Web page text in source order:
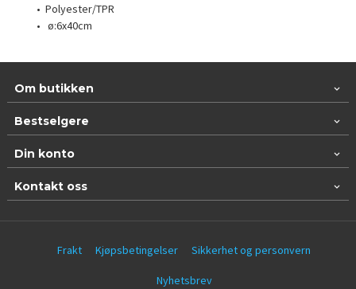
• Polyester/TPR
• ø:6x40cm
Om butikken
Bestselgere
Din konto
Kontakt oss
Frakt Kjøpsbetingelser Sikkerhet og personvern
Nyhetsbrev